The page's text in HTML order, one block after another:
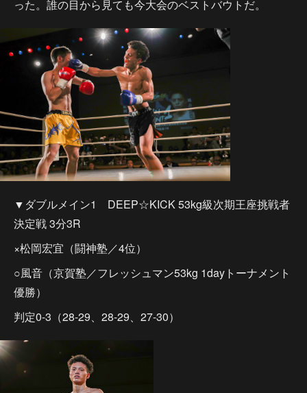
った。誰の目から見ても今大会のベストバウトだ。
▼ダブルメイン1 DEEP☆KICK 53kg級次期王座挑戦者
決定戦 3分3R
×松岡宏宜（闘神塾／4位）
○風音（京賀塾／フレッシュマン53kg 1dayトーナメント
優勝）
判定0-3（28-29、28-29、27-30）